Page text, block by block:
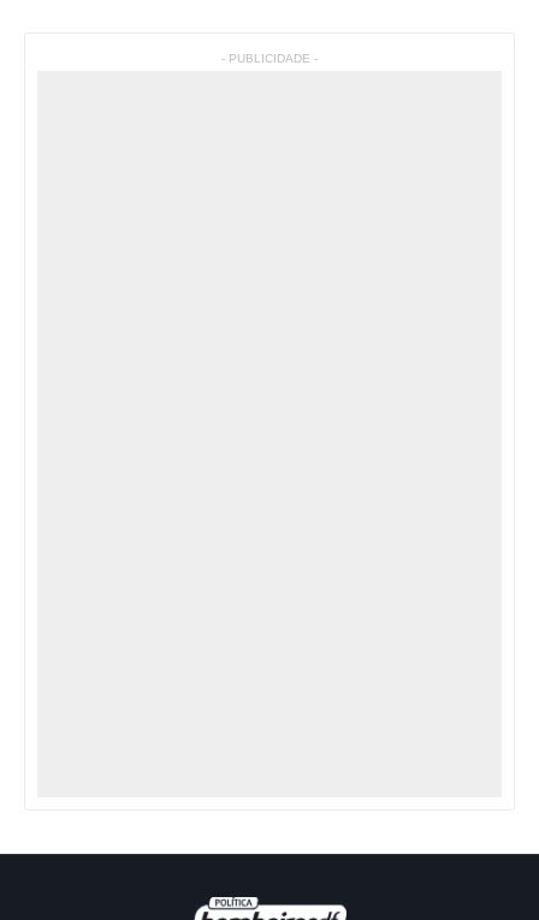
- PUBLICIDADE -